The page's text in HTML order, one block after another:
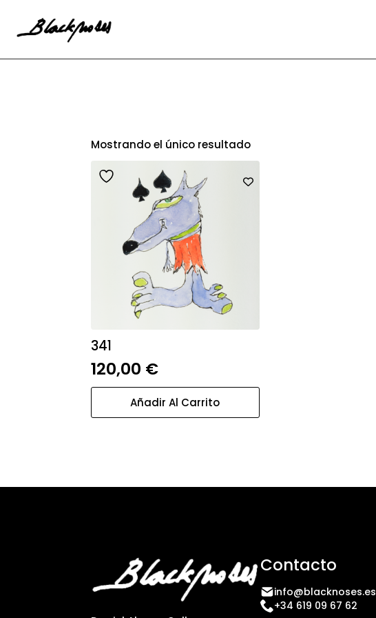
Mostrando el único resultado
341
120,00 €
Añadir Al Carrito
Contacto
info@blacknoses.es
+34 619 09 67 62